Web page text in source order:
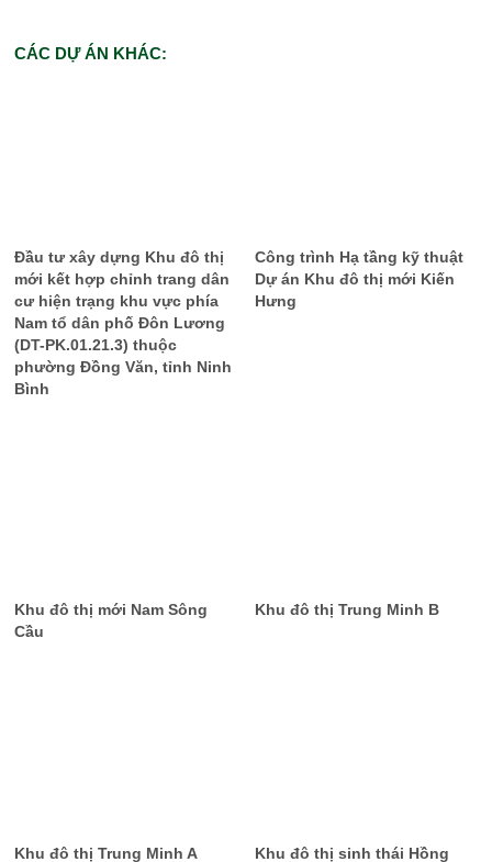
CÁC DỰ ÁN KHÁC:
Đầu tư xây dựng Khu đô thị
mới kết hợp chỉnh trang dân
cư hiện trạng khu vực phía
Nam tổ dân phố Đôn Lương
(DT-PK.01.21.3) thuộc
phường Đồng Văn, tỉnh Ninh
Bình
Công trình Hạ tầng kỹ thuật
Dự án Khu đô thị mới Kiến
Hưng
Khu đô thị mới Nam Sông
Cầu
Khu đô thị Trung Minh B
Khu đô thị Trung Minh A
Khu đô thị sinh thái Hồng